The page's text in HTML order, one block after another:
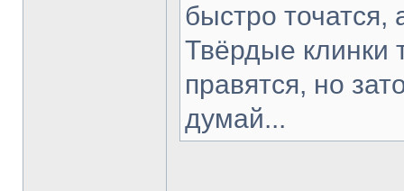
быстро точатся,
Твёрдые клинки
правятся, но
думай...